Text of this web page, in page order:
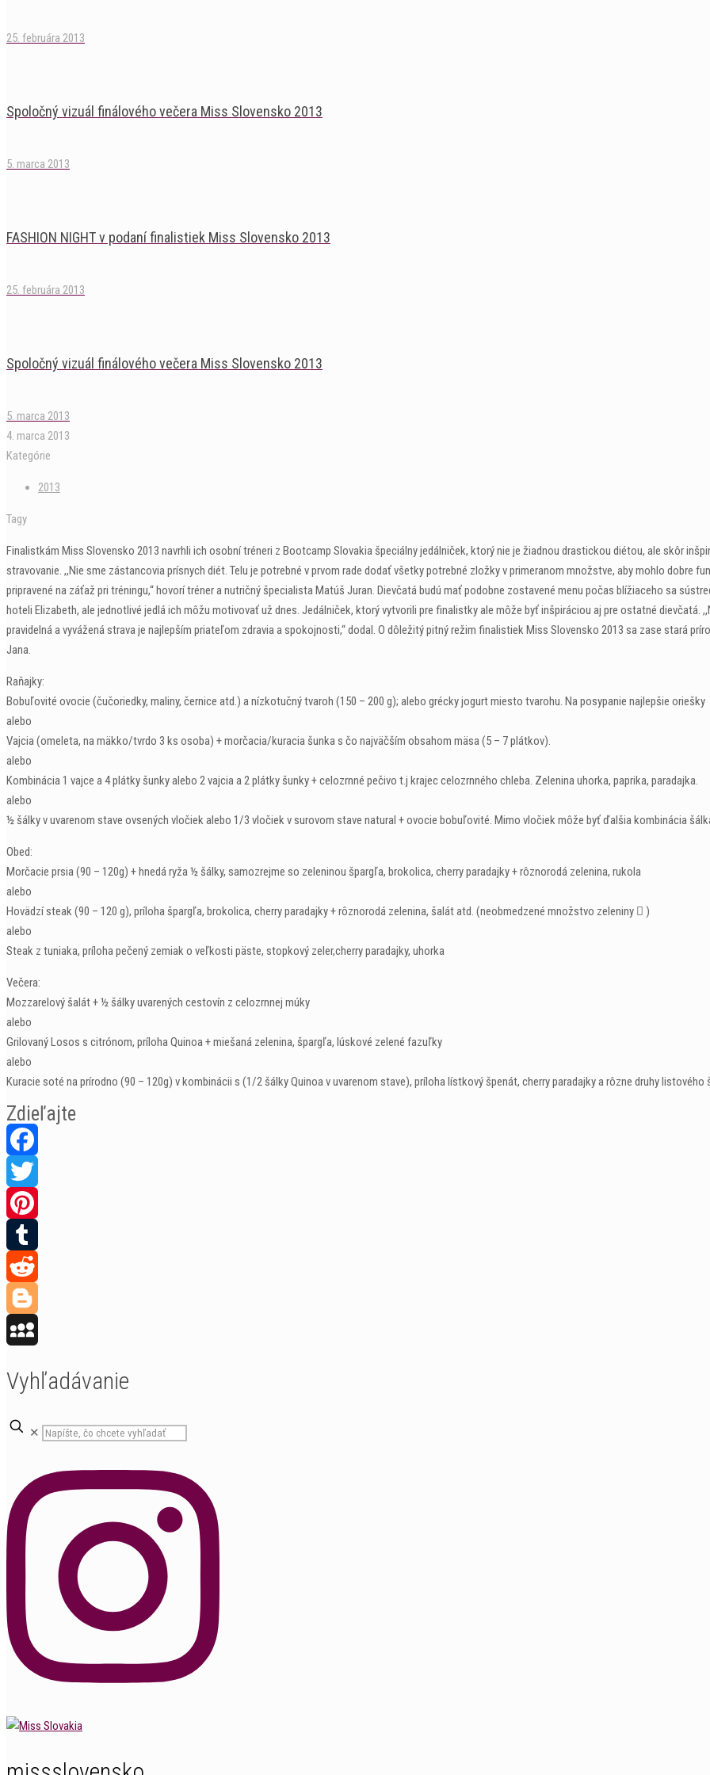
25. februára 2013
Spoločný vizuál finálového večera Miss Slovensko 2013
5. marca 2013
FASHION NIGHT v podaní finalistiek Miss Slovensko 2013
25. februára 2013
Spoločný vizuál finálového večera Miss Slovensko 2013
5. marca 2013
4. marca 2013
Kategórie
2013
Tagy
Finalistkám Miss Slovensko 2013 navrhli ich osobní tréneri z Bootcamp Slovakia špeciálny jedálniček, ktorý nie je žiadnou drastickou diétou, ale skôr
stravovanie. ,,Nie sme zástancovia prísnych diét. Telu je potrebné v prvom rade dodať všetky potrebné zložky v primeranom množstve, aby mohlo dobre
pripravené na záťaž pri tréningu,“ hovorí tréner a nutričný špecialista Matúš Juran. Dievčatá budú mať podobne zostavené menu počas blížiaceho sa
hoteli Elizabeth, ale jednotlivé jedlá ich môžu motivovať už dnes. Jedálniček, ktorý vytvorili pre finalistky ale môže byť inšpiráciou aj pre ostatné dievčatá.
pravidelná a vyvážená strava je najlepším priateľom zdravia a spokojnosti,“ dodal. O dôležitý pitný režim finalistiek Miss Slovensko 2013 sa zase stará
Jana.
Raňajky:
Bobuľovité ovocie (čučoriedky, maliny, černice atd.) a nízkotučný tvaroh (150 – 200 g); alebo grécky jogurt miesto tvarohu. Na posypanie najlepšie oriešky
alebo
Vajcia (omeleta, na mäkko/tvrdo 3 ks osoba) + morčacia/kuracia šunka s čo najväčším obsahom mäsa (5 – 7 plátkov).
alebo
Kombinácia 1 vajce a 4 plátky šunky alebo 2 vajcia a 2 plátky šunky + celozrnné pečivo t.j krajec celozrnného chleba. Zelenina uhorka, paprika, paradajka.
alebo
½ šálky v uvarenom stave ovsených vločiek alebo 1/3 vločiek v surovom stave natural + ovocie bobuľovité. Mimo vločiek môže byť ďalšia kombinácia
Obed:
Morčacie prsia (90 – 120g) + hnedá ryža ½ šálky, samozrejme so zeleninou špargľa, brokolica, cherry paradajky + rôznorodá zelenina, rukola
alebo
Hovädzí steak (90 – 120 g), príloha špargľa, brokolica, cherry paradajky + rôznorodá zelenina, šalát atd. (neobmedzené množstvo zeleniny  )
alebo
Steak z tuniaka, príloha pečený zemiak o veľkosti päste, stopkový zeler,cherry paradajky, uhorka
Večera:
Mozzarelový šalát + ½ šálky uvarených cestovín z celozrnnej múky
alebo
Grilovaný Losos s citrónom, príloha Quinoa + miešaná zelenina, špargľa, lúskové zelené fazuľky
alebo
Kuracie soté na prírodno (90 – 120g) v kombinácii s (1/2 šálky Quinoa v uvarenom stave), príloha lístkový špenát, cherry paradajky a rôzne druhy listového
Zdieľajte
Facebook
Twitter
Pinterest
Tumblr
Reddit
Blogger
Vyhľadávanie
✕